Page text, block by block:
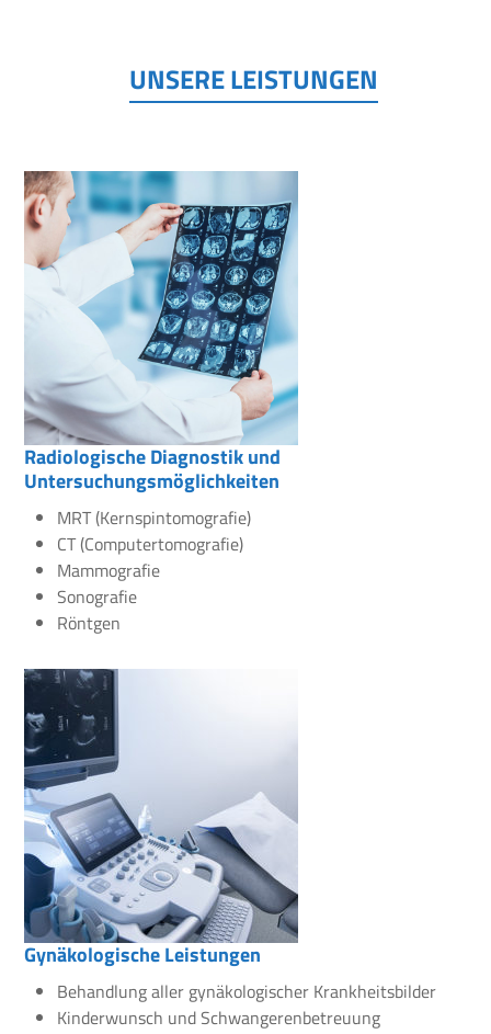
UNSERE LEISTUNGEN
Radiologische Diagnostik und
Untersuchungsmöglichkeiten
MRT (Kernspintomografie)
CT (Computertomografie)
Mammografie
Sonografie
Röntgen
Gynäkologische Leistungen
Behandlung aller gynäkologischer Krankheitsbilder
Kinderwunsch und Schwangerenbetreuung